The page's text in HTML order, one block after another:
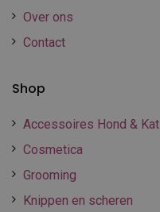
Over ons
Contact
Shop
Accessoires Hond & Kat
Cosmetica
Grooming
Knippen en scheren